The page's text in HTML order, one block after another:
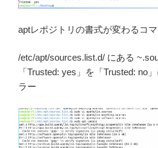
aptレポジトリの書式が変わるコ
/etc/apt/sources.list.d/ にある
「Trusted: yes」を「Trusted: no
ラー